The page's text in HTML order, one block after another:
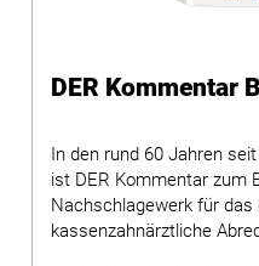
DER Kommentar
In den rund 60 Jahren
ist DER Kommentar zum
Nachschlagewerk für
kassenzahnärztliche